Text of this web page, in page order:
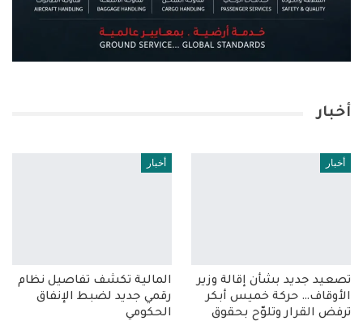
أخبار
أخبار
تصعيد جديد بشأن إقالة وزير
الأوقاف… حركة خميس أبكر
ترفض القرار وتلوّح بحقوق
أخبار
المالية تكشف تفاصيل نظام
رقمي جديد لضبط الإنفاق
الحكومي